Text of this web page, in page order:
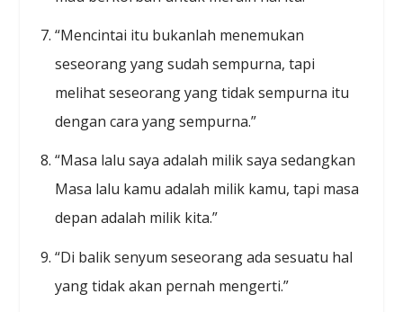
“Mencintai itu bukanlah menemukan
seseorang yang sudah sempurna, tapi
melihat seseorang yang tidak sempurna itu
dengan cara yang sempurna.”
“Masa lalu saya adalah milik saya sedangkan
Masa lalu kamu adalah milik kamu, tapi masa
depan adalah milik kita.”
“Di balik senyum seseorang ada sesuatu hal
yang tidak akan pernah mengerti.”